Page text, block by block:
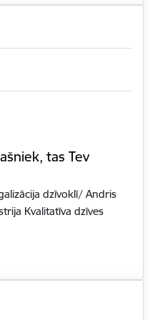
tas Tev
dzīvoklī/ Andris
Kvalitatīva dzīves